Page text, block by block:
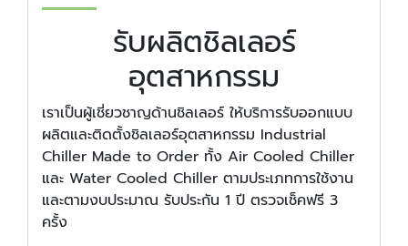
รับผลิตชิลเลอร์
อุตสาหกรรม
เราเป็นผู้เชี่ยวชาญด้านชิลเลอร์ ให้บริการรับออกแบบ
ผลิตและติดตั้งชิลเลอร์อุตสาหกรรม Industrial
Chiller Made to Order ทั้ง Air Cooled Chiller
และ Water Cooled Chiller ตามประเภทการใช้งาน
และตามงบประมาณ รับประกัน 1 ปี ตรวจเช็คฟรี 3
ครั้ง